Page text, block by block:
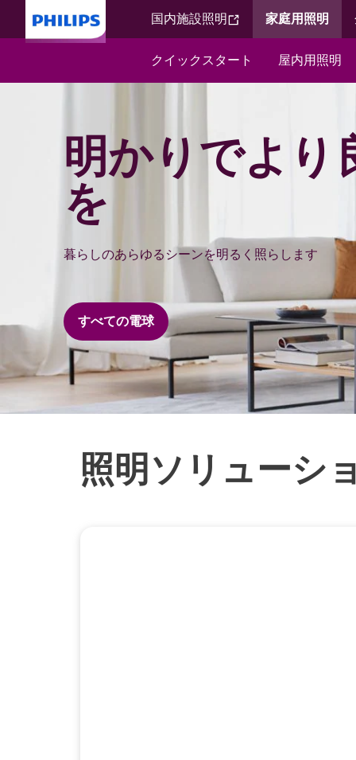
国内施設照明​ 家庭用照明​
クイックスタート​ 屋内用照明​
明かりでより
を
暮らしのあらゆるシーンを明るく照らします
すべての電球
照明ソリューシ